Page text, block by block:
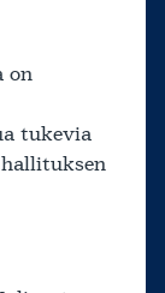
on
tukevia